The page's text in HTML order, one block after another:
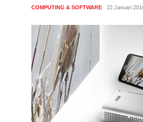
COMPUTING & SOFTWARE 22 Januari